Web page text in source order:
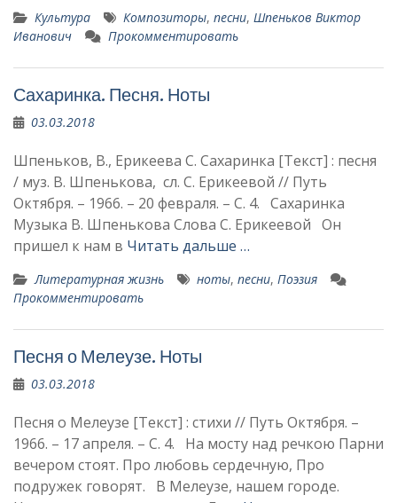
Культура Композиторы, песни, Шпень­ков Виктор
Иванович
Прокомментировать
Сахаринка. Песня. Ноты
03.03.2018
Шпеньков, В., Ерикеева С. Сахаринка [Текст] : песня
/ муз. В. Шпенькова, сл. С. Ерикеевой // Путь
Октября. – 1966. – 20 февраля. – С. 4. Сахаринка
Музыка В. Шпенькова Слова С. Ерикеевой Он
пришел к нам в Читать дальше …
Литературная жизнь ноты, песни, Поэзия
Прокомментировать
Песня о Мелеузе. Ноты
03.03.2018
Песня о Мелеузе [Текст] : стихи // Путь Октября. –
1966. – 17 апреля. – С. 4. На мосту над речкою Парни
вечером стоят. Про любовь сердечную, Про
подружек говорят. В Мелеузе, нашем городе.